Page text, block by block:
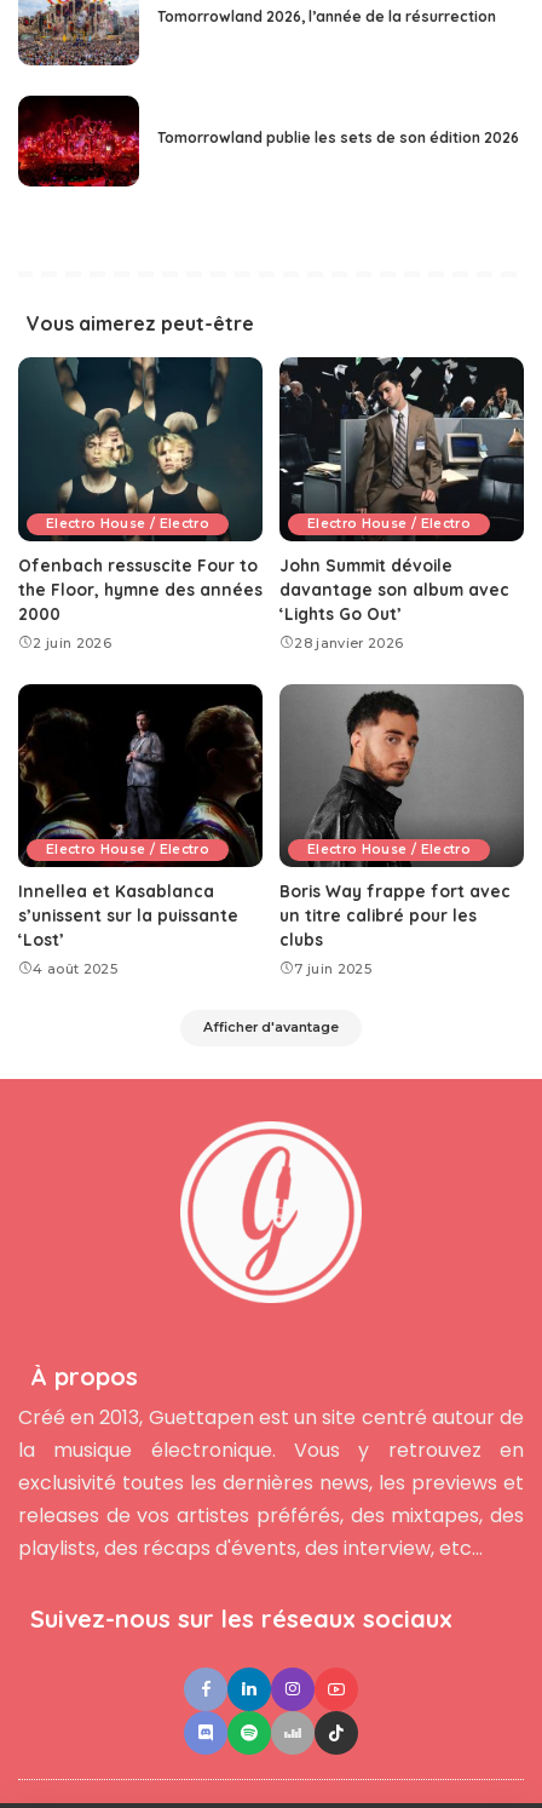
Tomorrowland 2026, l’année de la résurrection
Tomorrowland publie les sets de son édition 2026
Vous aimerez peut-être
Electro House / Electro
Ofenbach ressuscite Four to
the Floor, hymne des années
2000
2 juin 2026
Electro House / Electro
John Summit dévoile
davantage son album avec
‘Lights Go Out’
28 janvier 2026
Electro House / Electro
Innellea et Kasablanca
s’unissent sur la puissante
‘Lost’
4 août 2025
Electro House / Electro
Boris Way frappe fort avec
un titre calibré pour les
clubs
7 juin 2025
Afficher d'avantage
À propos
Créé en 2013, Guettapen est un site centré autour de
la musique électronique. Vous y retrouvez en
exclusivité toutes les dernières news, les previews et
releases de vos artistes préférés, des mixtapes, des
playlists, des récaps d'évents, des interview, etc...
Suivez-nous sur les réseaux sociaux